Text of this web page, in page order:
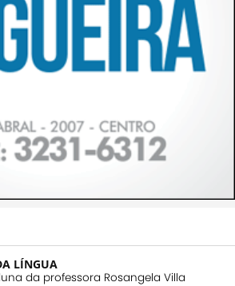
LÍNGUA
da professora Rosangela Villa